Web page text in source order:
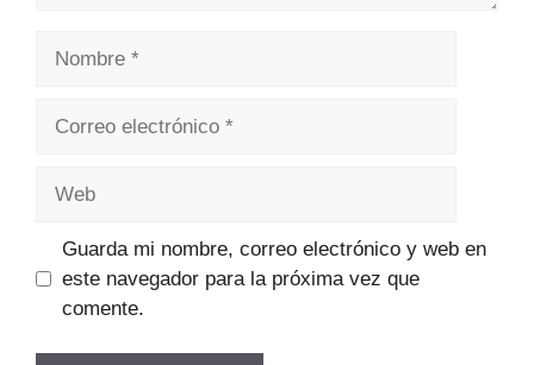
Guarda mi nombre, correo electrónico y web en
este navegador para la próxima vez que
comente.